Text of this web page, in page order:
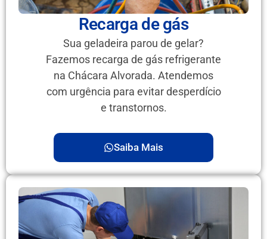
Recarga de gás
Sua geladeira parou de gelar?
Fazemos recarga de gás refrigerante
na Chácara Alvorada. Atendemos
com urgência para evitar desperdício
e transtornos.
Saiba Mais